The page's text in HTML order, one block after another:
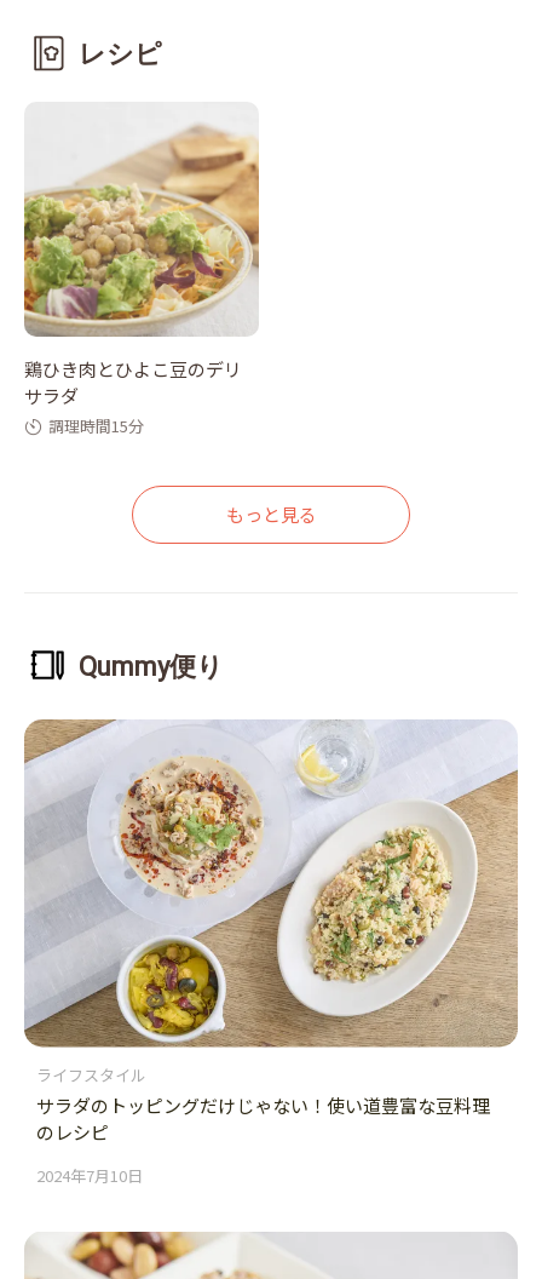
レシピ
鶏ひき肉とひよこ豆のデリ
サラダ
調理時間15分
もっと見る
Qummy便り
ライフスタイル
サラダのトッピングだけじゃない！使い道豊富な豆料理
のレシピ
2024年7月10日